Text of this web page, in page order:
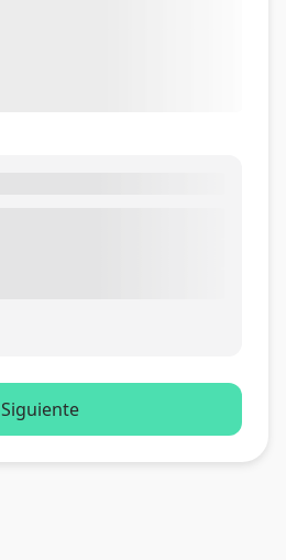
Siguiente